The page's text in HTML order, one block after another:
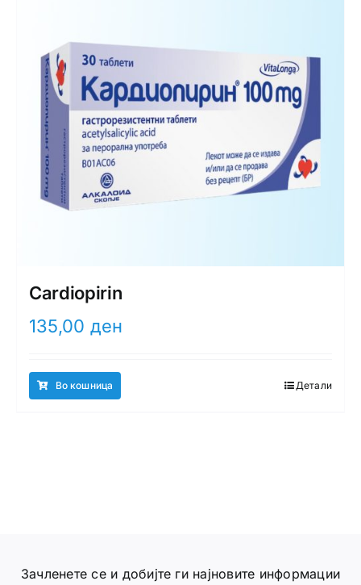
Cardiopirin
135,00 ден
Во кошница Детали
Зачленете се и добијте ги најновите информации